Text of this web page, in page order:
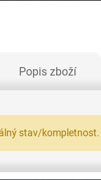
Popis zboží
stav/kompletnost.